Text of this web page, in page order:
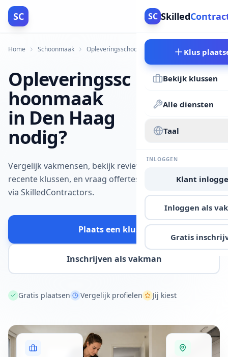
SC SC Skilled
Klus
Bekijk klussen
Alle diensten
Taal
INLOGGEN
Klant
Inloggen als
Gratis
Home Schoonmaak Opleveringsschoonmaak Den Haag
Opleveringssc
hoonmaak
in Den Haag
nodig?
Vergelijk vakmensen, bekijk reviews en
recente klussen, en vraag offertes aan
via SkilledContractors.
Plaats een klus
Inschrijven als vakman
Gratis plaatsen Vergelijk profielen Jij kiest